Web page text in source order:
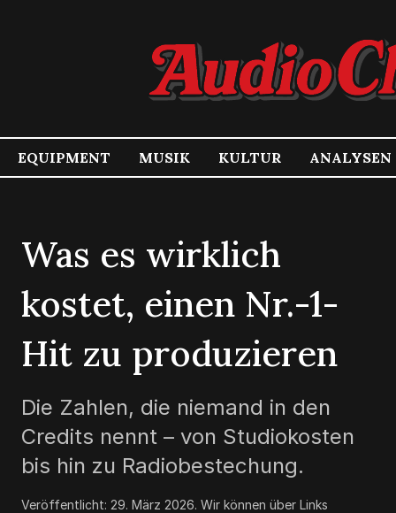
EQUIPMENT MUSIK KULTUR ANALYSEN
Was es wirklich
kostet, einen Nr.-1-
Hit zu produzieren
Die Zahlen, die niemand in den
Credits nennt – von Studiokosten
bis hin zu Radiobestechung.
Veröffentlicht: 29. März 2026. Wir können über Links